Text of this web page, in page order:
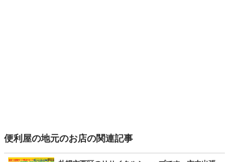
便利屋の地元のお店の関連記事